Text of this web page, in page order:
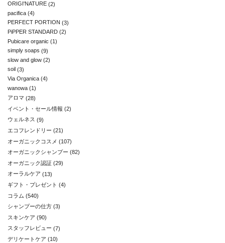
ORIGI'NATURE (2)
pacifica (4)
PERFECT PORTION (3)
PiPPER STANDARD (2)
Pubicare organic (1)
simply soaps (9)
slow and glow (2)
soil (3)
Via Organica (4)
wanowa (1)
アロマ (28)
イベント・セール情報 (2)
ウェルネス (9)
エコフレンドリー (21)
オーガニックコスメ (107)
オーガニックシャンプー (82)
オーガニック認証 (29)
オーラルケア (13)
ギフト・プレゼント (4)
コラム (540)
シャンプーの仕方 (3)
スキンケア (90)
スタッフレビュー (7)
デリケートケア (10)